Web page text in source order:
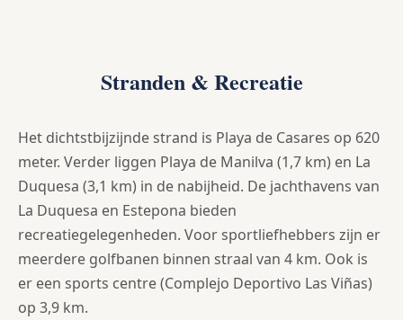
Stranden & Recreatie
Het dichtstbijzijnde strand is Playa de Casares op 620
meter. Verder liggen Playa de Manilva (1,7 km) en La
Duquesa (3,1 km) in de nabijheid. De jachthavens van
La Duquesa en Estepona bieden
recreatiegelegenheden. Voor sportliefhebbers zijn er
meerdere golfbanen binnen straal van 4 km. Ook is
er een sports centre (Complejo Deportivo Las Viñas)
op 3,9 km.